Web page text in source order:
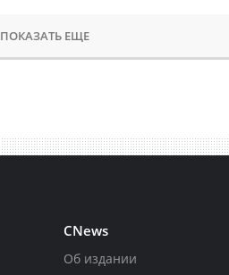
ПОКАЗАТЬ ЕЩЕ
CNews
Об издании